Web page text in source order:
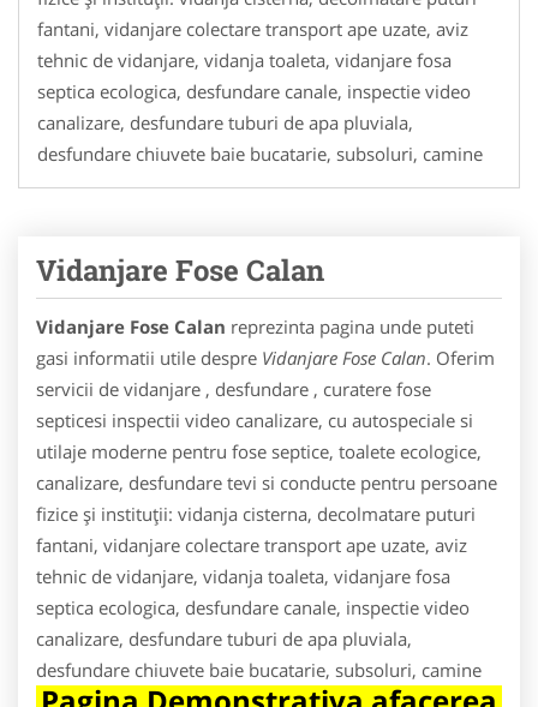
fantani, vidanjare colectare transport ape uzate, aviz
tehnic de vidanjare, vidanja toaleta, vidanjare fosa
septica ecologica, desfundare canale, inspectie video
canalizare, desfundare tuburi de apa pluviala,
desfundare chiuvete baie bucatarie, subsoluri, camine
Vidanjare Fose Calan
Vidanjare Fose Calan reprezinta pagina unde puteti
gasi informatii utile despre Vidanjare Fose Calan. Oferim
servicii de vidanjare , desfundare , curatere fose
septicesi inspectii video canalizare, cu autospeciale si
utilaje moderne pentru fose septice, toalete ecologice,
canalizare, desfundare tevi si conducte pentru persoane
fizice și instituții: vidanja cisterna, decolmatare puturi
fantani, vidanjare colectare transport ape uzate, aviz
tehnic de vidanjare, vidanja toaleta, vidanjare fosa
septica ecologica, desfundare canale, inspectie video
canalizare, desfundare tuburi de apa pluviala,
desfundare chiuvete baie bucatarie, subsoluri, camine